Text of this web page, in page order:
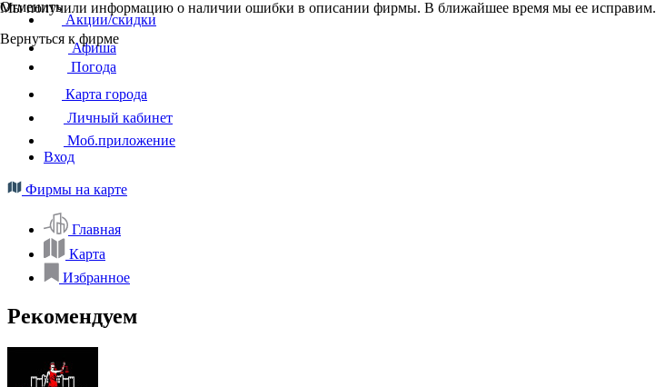
Отменить
Мы получили информацию о наличии ошибки в описании фирмы. В ближайшее время мы ее исправим.
Вернуться к фирме
Акции/скидки
Афиша
Погода
Карта города
Личный кабинет
Моб.приложение
Вход
Фирмы на карте
Главная
Карта
Избранное
Рекомендуем